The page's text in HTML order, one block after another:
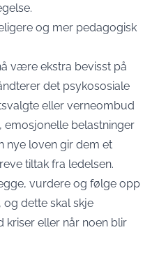
og mer pedagogisk
være ekstra bevisst på
det psykososiale
eller verneombud
emosjonelle belastninger
nye loven gir dem et
tiltak fra ledelsen.
vurdere og følge opp
og dette skal skje
kriser eller når noen blir